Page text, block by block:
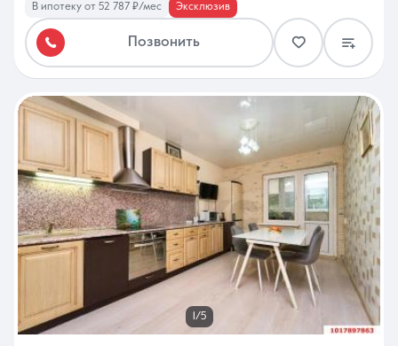
В ипотеку от 52 787 ₽/мес Эксклюзив
Позвонить
1/5